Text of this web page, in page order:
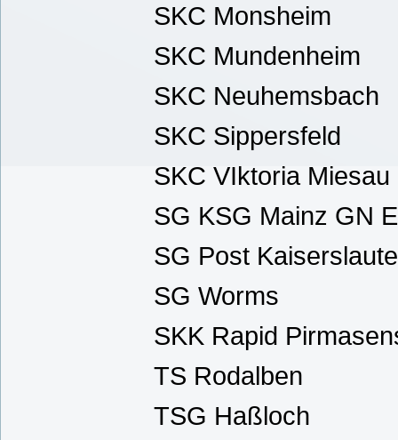
SKC Monsheim
SKC Mundenheim
SKC Neuhemsbach
SKC Sippersfeld
SKC VIktoria Miesau
SG KSG Mainz GN
SG Post
SG Worms
SKK Rapid
TS Rodalben
TSG Haßloch